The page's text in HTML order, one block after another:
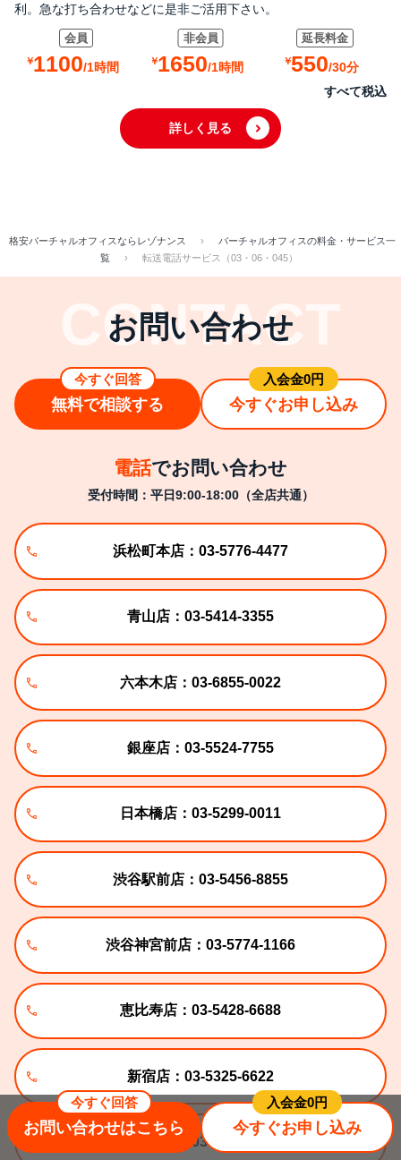
利。急な打ち合わせなどに是非ご活用下さい。
1100 1650 550
詳しく見る
格安バーチャルオフィスならレゾナンス ›
バーチャルオフィスの料金・サービス一
覧
› 転送電話サービス（03・06・045）
お問い合わせ
無料で相談する
今すぐ回答
今すぐお申し込み
⼊会⾦0円
電話でお問い合わせ
受付時間：平日9:00-18:00（全店共通）
浜松町本店：03-5776-4477
青山店：03-5414-3355
六本木店：03-6855-0022
銀座店：03-5524-7755
日本橋店：03-5299-0011
渋谷駅前店：03-5456-8855
渋谷神宮前店：03-5774-1166
恵比寿店：03-5428-6688
新宿店：03-5325-6622
秋葉原店：03-5297-4444
お問い合わせはこちら
今すぐ回答
今すぐお申し込み
⼊会⾦0円